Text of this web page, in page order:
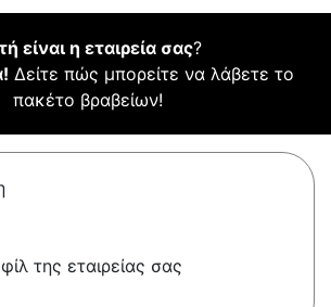
είναι η εταιρεία σας?
Δείτε πώς μπορείτε να λάβετε το
πακέτο βραβείων!
της εταιρείας σας